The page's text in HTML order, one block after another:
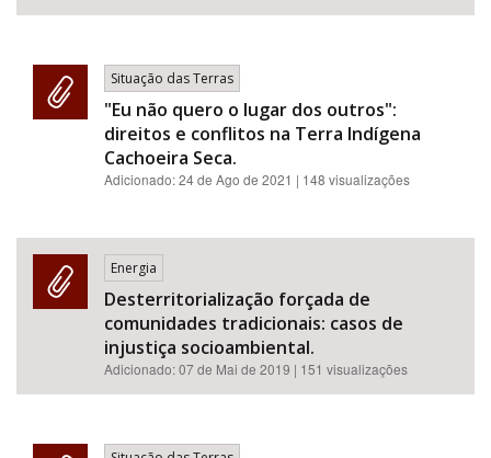
Situação das Terras
"Eu não quero o lugar dos outros":
direitos e conflitos na Terra Indígena
Cachoeira Seca.
Adicionado:24 de Ago de 2021 | 148 visualizações
Energia
Desterritorialização forçada de
comunidades tradicionais: casos de
injustiça socioambiental.
Adicionado:07 de Mai de 2019 | 151 visualizações